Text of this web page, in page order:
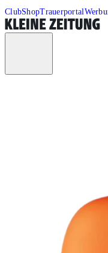
ClubShopTrauerportal